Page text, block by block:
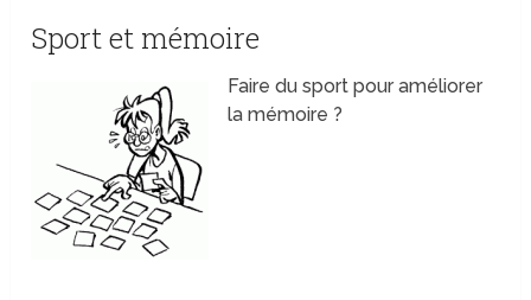
Sport et mémoire
Faire du sport pour améliorer
la mémoire ?